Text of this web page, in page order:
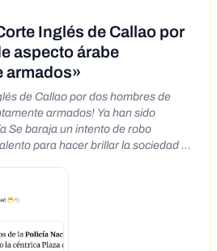
Inglés de Callao por
aspecto árabe
armados»
de Callao por dos hombres de
armados! Ya han sido